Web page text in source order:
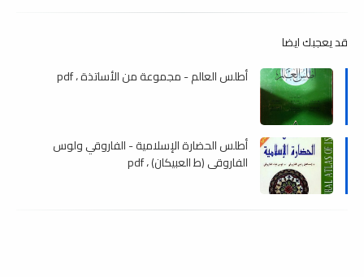
قد يعجبك ايضا
أطلس العالم - مجموعة من الأساتذة ، pdf
أطلس الحضارة الإسلامية - الفاروقي ولوس
الفاروقي (ط العبيكان) ، pdf